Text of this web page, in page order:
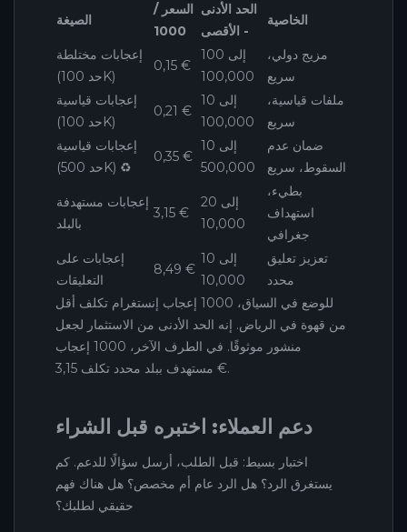
الصيغة
السعر /
1000
الحد الأدنى
- الأقصى
الخاصية
إعجابات مختلطة
(حد 100K)
0,15 €
100 إلى
100,000
مزيج دولي،
سريع
إعجابات قياسية
(حد 100K)
0,21 €
10 إلى
100,000
ملفات قياسية،
سريع
إعجابات قياسية
(حد 500K) ♻️
0,35 €
10 إلى
500,000
ضمان عدم
السقوط، سريع
إعجابات مستهدفة
بالبلد
3,15 €
20 إلى
10,000
بطيء،
استهداف
جغرافي
إعجابات على
التعليقات
8,49 €
10 إلى
10,000
تعزيز تعليق
محدد
للوضع في السياق، 1000 إعجاب إنستغرام تكلف أقل
من قهوة في الرياض. إنه الحد الأدنى من الاستثمار لجعل
منشور موثوقًا. في الطرف الآخر، 1000 إعجاب
مستهدف ببلد محدد تكلف 3,15 €.
دعم العملاء: اختبره قبل الشراء
اختبار بسيط: قبل الطلب، أرسل سؤالًا للدعم. كم
يستغرق الرد؟ هل الرد عام أم مخصص؟ هل هناك فهم
حقيقي لطلبك؟